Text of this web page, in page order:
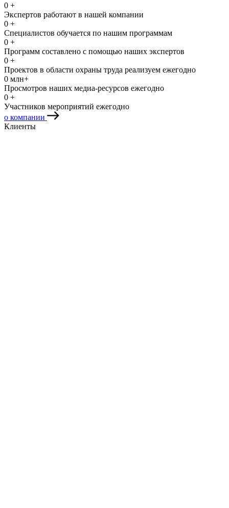
0 +
Экспертов работают в нашей компании
0 +
Специалистов обучается по нашим программам
0 +
Программ составлено с помощью наших экспертов
0 +
Проектов в области охраны труда реализуем ежегодно
0 млн+
Просмотров наших медиа-ресурсов ежегодно
0 +
Участников мероприятий ежегодно
о компании
Клиенты